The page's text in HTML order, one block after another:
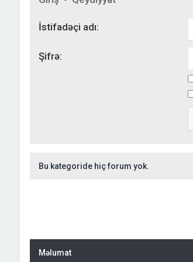
İstifadəçi adı:
Şifrə:
Bu kategoride hiç forum yok.
Məlumat